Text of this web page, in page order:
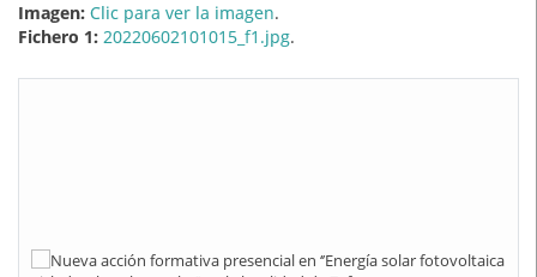
Imagen: Clic para ver la imagen.
Fichero 1: 20220602101015_f1.jpg.